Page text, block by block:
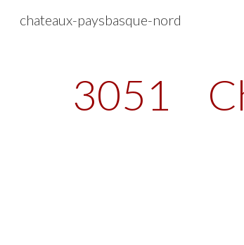
chateaux-paysbasque-nord
3051